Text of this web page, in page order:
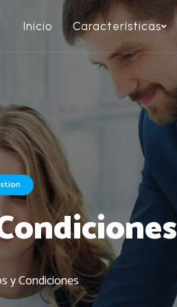
Inicio Características
y Condiciones